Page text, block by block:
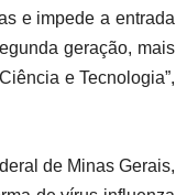
e impede a entrada
geração, mais
e Tecnologia”,
de Minas Gerais,